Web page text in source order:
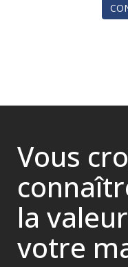
Vous
la
votre